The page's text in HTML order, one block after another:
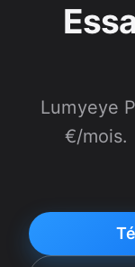
Lumyeye
€/mois.